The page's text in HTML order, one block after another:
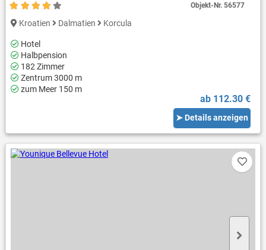
Kroatien Dalmatien Korcula
Hotel
Halbpension
182 Zimmer
Zentrum 3000 m
zum Meer 150 m
ab 112.30 €
➤ Details anzeigen
Objekt-Nr.56577